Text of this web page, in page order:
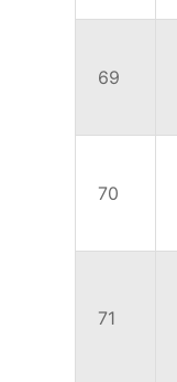
69
70
71